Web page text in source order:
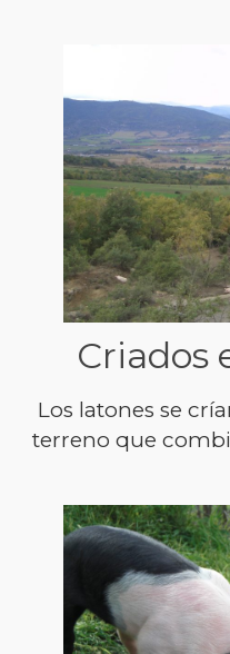
Criados
Los latones se
terreno que